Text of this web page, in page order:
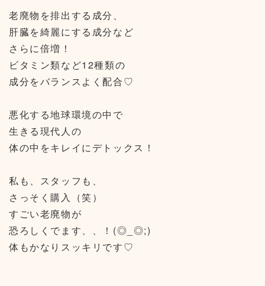
老廃物を排出する成分、
肝臓を綺麗にする成分など
さらに倍増！
ビタミン類など12種類の
成分をバランスよく配合♡
悪化する地球環境の中で
生きる現代人の
体の中をキレイにデトックス！
私も、スタッフも、
さっそく購入（笑）
すごい老廃物が
恐ろしくでます、、！(◎_◎;)
体もかなりスッキリです♡